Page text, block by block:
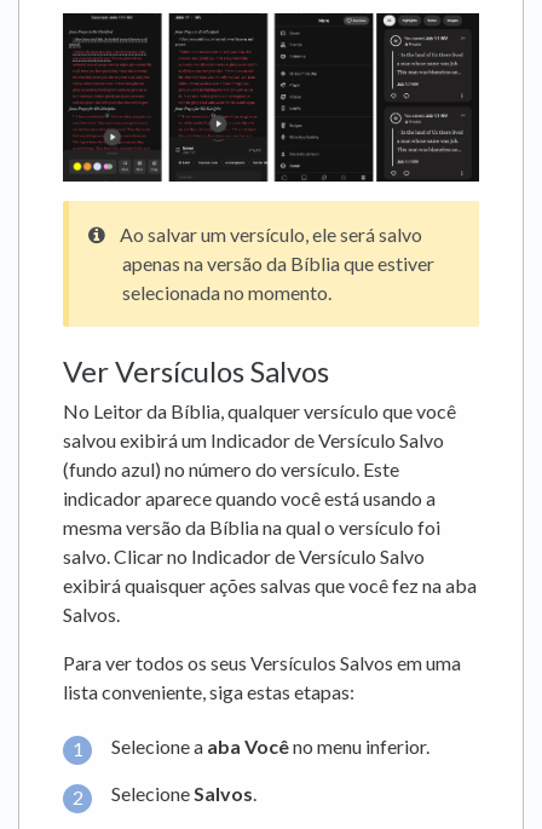
Ao salvar um versículo, ele será salvo
apenas na versão da Bíblia que estiver
selecionada no momento.
Ver Versículos Salvos
No Leitor da Bíblia, qualquer versículo que você
salvou exibirá um Indicador de Versículo Salvo
(fundo azul) no número do versículo. Este
indicador aparece quando você está usando a
mesma versão da Bíblia na qual o versículo foi
salvo. Clicar no Indicador de Versículo Salvo
exibirá quaisquer ações salvas que você fez na aba
Salvos.
Para ver todos os seus Versículos Salvos em uma
lista conveniente, siga estas etapas:
Selecione a aba Vocêno menu inferior.
SelecioneSalvos.